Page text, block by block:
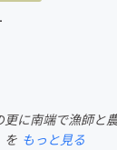
ト
フー
更に南端で漁師
を もっと見る